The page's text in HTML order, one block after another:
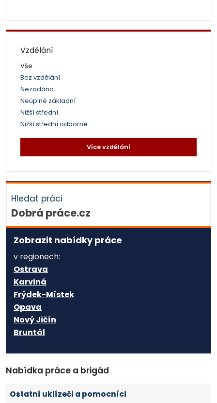
Vzdělání
Vše
Bez vzdělání
Nezadáno
Neúplné základní
Nižší střední
Nižší střední odborné
Více vzdělání
Hledat práci
Dobrá práce.cz
Zobrazit nabídky práce
v regionech:
Ostrava
Karviná
Frýdek-Místek
Opava
Nový Jičín
Bruntál
Nabídka práce a brigád
Ostatní uklízeči a pomocníci